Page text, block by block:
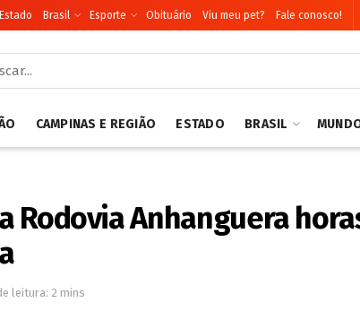
Estado Brasil Esporte Obituário Viu meu pet? Fale conosco!
CAMPINAS E REGIÃO ESTADO BRASIL
Rodovia Anhanguera
leitura: 2 mins